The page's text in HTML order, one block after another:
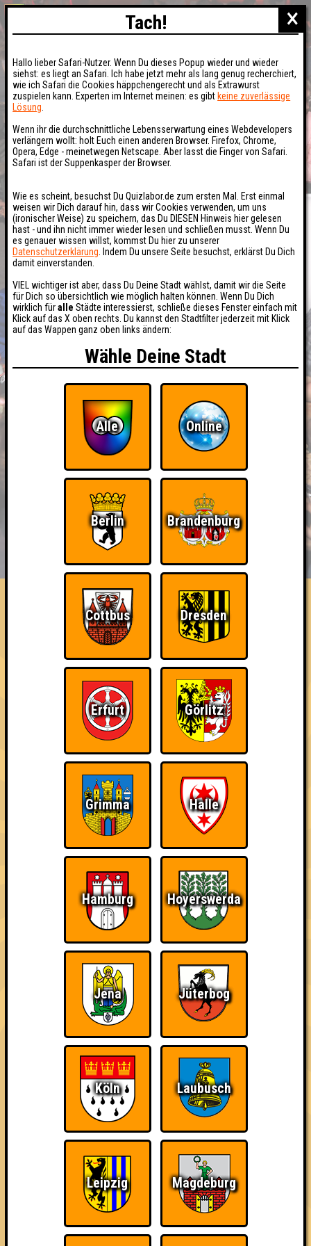
HIGHSCORE RESERVIERUNG
FAQ ÜBER UNS
QUIZLABOR Leipzig #169
NICE! · 12.02.2026 · Eisengießerei
Punkte Angemeldete Teams
1. Dilettantenstadl
19
18 18 55
2. Wer wird Günther Jauch?
17 52
3. Quizzen for sun
15 18 18 51
4. That's my Jacket
17 16 17 50
4. Die 3 lustigen 5
17 15 18 50
×
Tach!
Hallo lieber Safari-Nutzer. Wenn Du dieses Popup wieder und wieder
siehst: es liegt an Safari. Ich habe jetzt mehr als lang genug recherchiert,
wie ich Safari die Cookies häppchengerecht und als Extrawurst
zuspielen kann. Experten im Internet meinen: es gibt keine zuverlässige
Lösung
Wenn ihr die durchschnittliche Lebensserwartung eines Webdevelopers
verlängern wollt: holt Euch einen anderen Browser. Firefox, Chrome,
Opera, Edge - meinetwegen Netscape. Aber lasst die Finger von Safari.
Safari ist der Suppenkasper der Browser.
Wie es scheint, besuchst Du Quizlabor.de zum ersten Mal. Erst einmal
weisen wir Dich darauf hin, dass wir Cookies verwenden, um uns
(ironischer Weise) zu speichern, das Du DIESEN Hinweis hier gelesen
hast - und ihn nicht immer wieder lesen und schließen musst. Wenn Du
es genauer wissen willst, kommst Du hier zu unserer
Datenschutzerklärung . Indem Du unsere Seite besuchst, erklärst Du Dich
damit einverstanden.
VIEL wichtiger ist aber, dass Du Deine Stadt wählst, damit wir die Seite
für Dich so übersichtlich wie möglich halten können. Wenn Du Dich
wirklich füralle Städte interessierst, schließe dieses Fenster einfach mit
Klick auf das X oben rechts. Du kannst den Stadtfilter jederzeit mit Klick
auf das Wappen ganz oben links ändern:
Wähle Deine Stadt
Alle Online
Berlin Brandenburg
Cottbus Dresden
Erfurt Görlitz
Grimma Halle
Hamburg Hoyerswerda
Jena Jüterbog
Köln Laubusch
Leipzig Magdeburg